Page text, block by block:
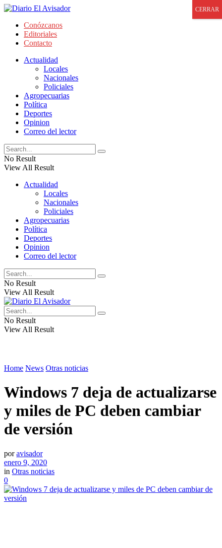
Conózcanos
Editoriales
Contacto
Actualidad
Locales
Nacionales
Policiales
Agropecuarias
Política
Deportes
Opinion
Correo del lector
No Result
View All Result
Actualidad
Locales
Nacionales
Policiales
Agropecuarias
Política
Deportes
Opinion
Correo del lector
No Result
View All Result
No Result
View All Result
Home News Otras noticias
Windows 7 deja de actualizarse
y miles de PC deben cambiar
de versión
por avisador
enero 9, 2020
in Otras noticias
0
CERRAR